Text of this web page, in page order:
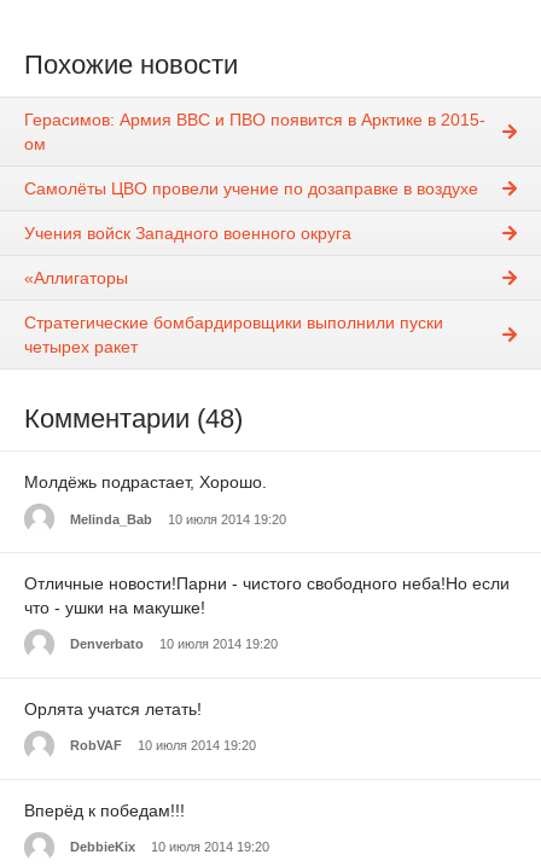
Похожие новости
Герасимов: Армия ВВС и ПВО появится в Арктике в 2015-
ом
Самолёты ЦВО провели учение по дозаправке в воздухе
Учения войск Западного военного округа
«Аллигаторы
Стратегические бомбардировщики выполнили пуски
четырех ракет
Комментарии (48)
Молдёжь подрастает, Хорошо.
Melinda_Bab 10 июля 2014 19:20
Отличные новости!Парни - чистого свободного неба!Но если
что - ушки на макушке!
Denverbato 10 июля 2014 19:20
Орлята учатся летать!
RobVAF 10 июля 2014 19:20
Вперёд к победам!!!
DebbieKix 10 июля 2014 19:20